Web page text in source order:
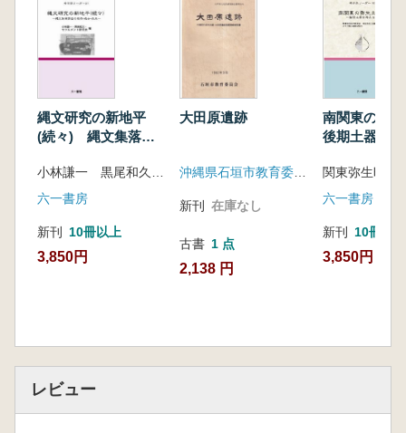
第1節 調査区の設定
第2節 調査の経過
第3章 発掘成果
第1節 基本層序
第2節 検出遺構
第3節 出土遺物
第1節 検出遺構
第2節 集石遺構
第3節 貝溜まり遺構
第4節 出土遺物
第5節 出土土器
縄文研究の新地平
(続々) 縄文集落調
来
小林謙一 黒尾和久 セツルメント研究会 編
六一書房
新刊 10冊以上
3,850円
大田原遺跡
沖縄県石垣市教育委員会
新刊 在庫なし
古書 1 点
2,138 円
南関東の弥
後期土器を
六一書房
新刊 10冊以上
3,850円
レビュー